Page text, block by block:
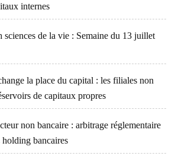
internes
sciences de la vie : Semaine du 13 juillet
la place du capital : les filiales non
de capitaux propres
non bancaire : arbitrage réglementaire
holding bancaires